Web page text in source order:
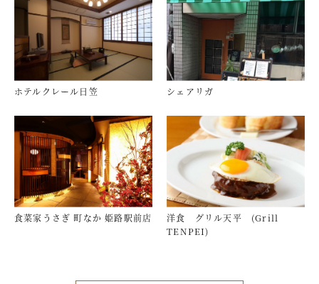
ホテルクレール日笠 シェアリガ
食菜家うさぎ 町なか 姫路駅前店
洋食 グリル天平 (Grill
TENPEI)